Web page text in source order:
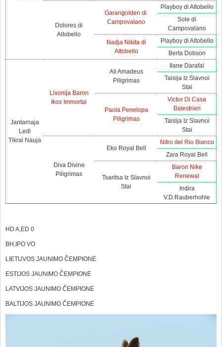
Dolores di
Altobello
Garangolden di
Campovalano
Playboy di Altobello
Sole di
Campovalano
Nadja Nikita di
Altobello
Playboy di Altobello
Berta Dobson
Jantarnaja
Ledi
Tikrai Nauja
Livonija Baron
Ikos Immortal
Ali Amadeus
Piligrimas
Ilane Darafal
Taisija Iz Slavnoi
Stai
Paola Penelopa
Piligrimas
Victor Di Casa
Balestrieri
Taisija Iz Slavnoi
Stai
Diva Divine
Piligrimas
Eko Royal Bell
Nitro del Rio Bianco
Zara Royal Bell
Tsaritsa Iz Slavnoi
Stai
Baron Nike
Renewal
Indira
V.D.Rauberhohle
HD A,ED 0
BH,IPO VO
LIETUVOS JAUNIMO ČEMPIONĖ
ESTIJOS JAUNIMO ČEMPIONĖ
LATVIJOS JAUNIMO ČEMPIONĖ
BALTIJOS JAUNIMO ČEMPIONĖ